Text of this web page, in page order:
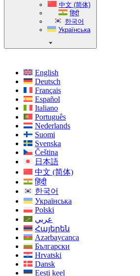
中文 (简体)
हिंदी
한국어
Українська
English
Deutsch
Français
Español
Italiano
Português
Nederlands
Suomi
Svenska
Čeština
日本語
中文 (简体)
हिंदी
한국어
Українська
Polski
عربي
Հայերեն
Azərbaycanca
Български
Hrvatski
Dansk
Eesti keel